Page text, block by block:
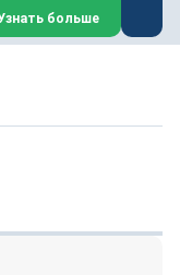
турбин
и паровых
ТЭС,
больше